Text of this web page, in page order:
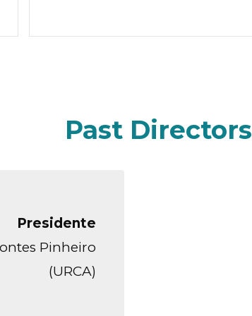
Past Directors
Presidente
Pinheiro
(URCA)